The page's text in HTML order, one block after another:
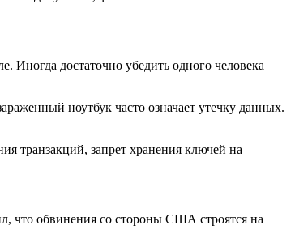
достаточно убедить одного человека
ноутбук часто означает утечку данных.
транзакций, запрет хранения ключей на
что обвинения со стороны США строятся на